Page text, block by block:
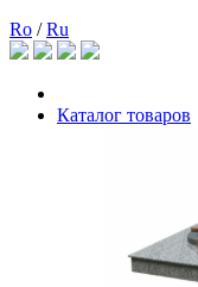
Ro /Ru
Каталог товаров